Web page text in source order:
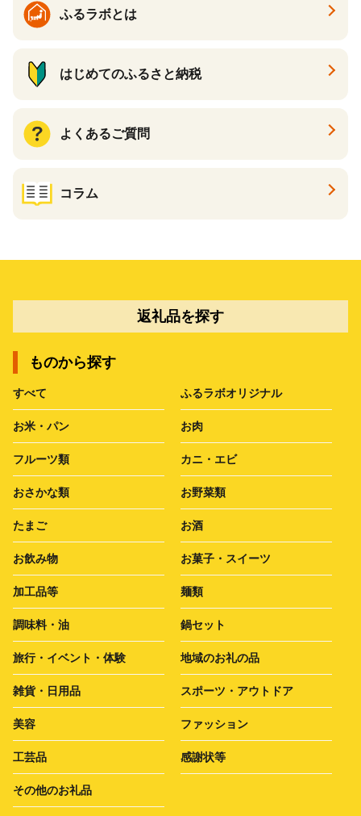
ふるラボとは
はじめてのふるさと納税
よくあるご質問
コラム
返礼品を探す
ものから探す
すべて ふるラボオリジナル
お米・パン お肉
フルーツ類 カニ・エビ
おさかな類 お野菜類
たまご お酒
お飲み物 お菓子・スイーツ
加工品等 麺類
調味料・油 鍋セット
旅行・イベント・体験 地域のお礼の品
雑貨・日用品 スポーツ・アウトドア
美容 ファッション
工芸品 感謝状等
その他のお礼品